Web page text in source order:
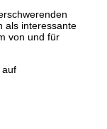
als interessante
von und für
auf